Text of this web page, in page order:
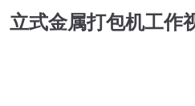
立式金属打包机工作